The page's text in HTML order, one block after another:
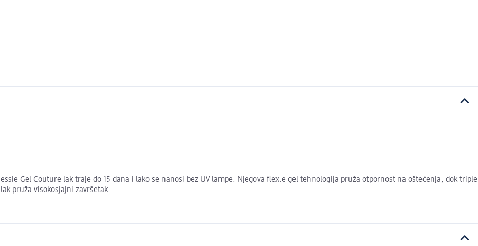
Gel Couture lak traje do 15 dana i lako se nanosi bez UV lampe. Njegova flex.e gel tehnologija pruža otpornost na oštećenja, dok triple
pruža visokosjajni završetak.